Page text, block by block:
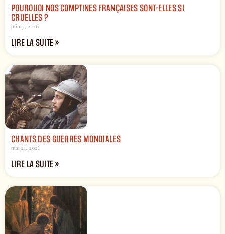
POURQUOI NOS COMPTINES FRANÇAISES SONT-ELLES SI
CRUELLES ?
juin 7, 2026
LIRE LA SUITE »
CHANTS DES GUERRES MONDIALES
mai 21, 2026
LIRE LA SUITE »